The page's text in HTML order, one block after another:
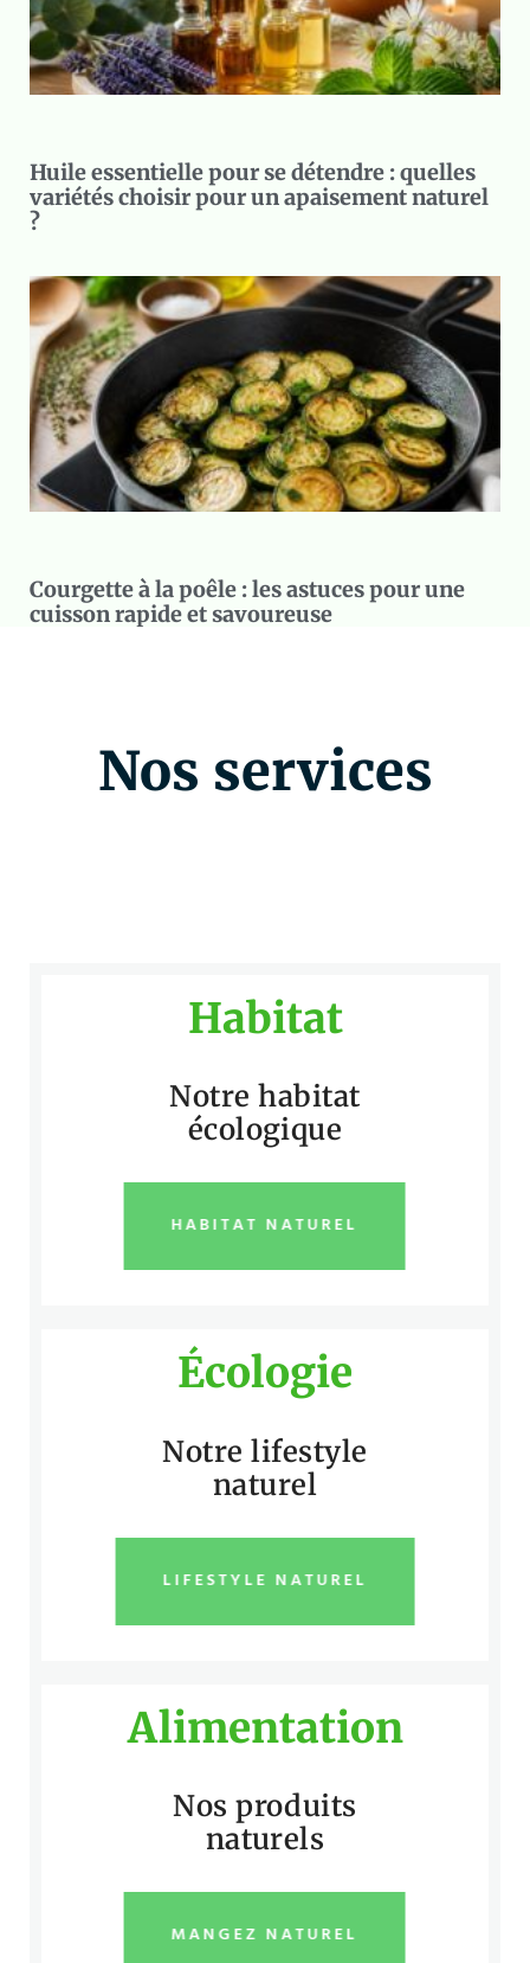
Huile essentielle pour se détendre : quelles
variétés choisir pour un apaisement naturel
?
Courgette à la poêle : les astuces pour une
cuisson rapide et savoureuse
Nos services
Habitat
Notre habitat
écologique
HABITAT NATUREL
Écologie
Notre lifestyle
naturel
LIFESTYLE NATUREL
Alimentation
Nos produits
naturels
MANGEZ NATUREL